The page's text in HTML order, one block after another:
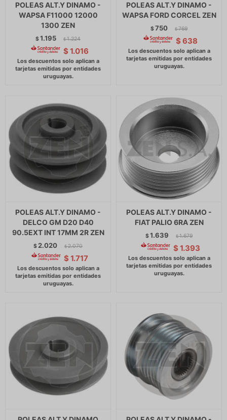
POLEAS ALT.Y DINAMO -
WAPSA F11000 12000
1300 ZEN
$1.195 $ 1.224
$ 1.016
POLEAS ALT.Y DINAMO -
WAPSA FORD CORCEL ZEN
$750 $ 769
$ 638
POLEAS ALT.Y DINAMO -
DELCO GM D20 D40
90.5EXT INT 17MM 2R ZEN
$ 2.020 $ 2.070
$ 1.717
POLEAS ALT.Y DINAMO -
FIAT PALIO 6RA ZEN
$1.639 $ 1.679
$ 1.393